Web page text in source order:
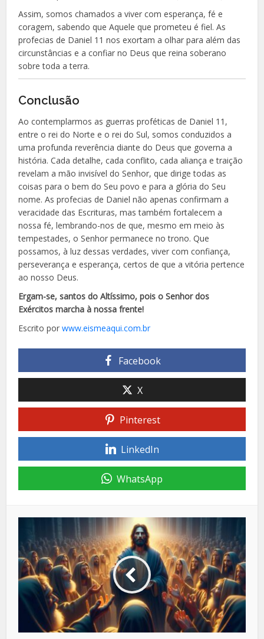
Assim, somos chamados a viver com esperança, fé e
coragem, sabendo que Aquele que prometeu é fiel. As
profecias de Daniel 11 nos exortam a olhar para além das
circunstâncias e a confiar no Deus que reina soberano
sobre toda a terra.
Conclusão
Ao contemplarmos as guerras proféticas de Daniel 11,
entre o rei do Norte e o rei do Sul, somos conduzidos a
uma profunda reverência diante do Deus que governa a
história. Cada detalhe, cada conflito, cada aliança e traição
revelam a mão invisível do Senhor, que dirige todas as
coisas para o bem do Seu povo e para a glória do Seu
nome. As profecias de Daniel não apenas confirmam a
veracidade das Escrituras, mas também fortalecem a
nossa fé, lembrando-nos de que, mesmo em meio às
tempestades, o Senhor permanece no trono. Que
possamos, à luz dessas verdades, viver com confiança,
perseverança e esperança, certos de que a vitória pertence
ao nosso Deus.
Ergam-se, santos do Altíssimo, pois o Senhor dos
Exércitos marcha à nossa frente!
Escrito porwww.eismeaqui.com.br
Facebook
X
Pinterest
LinkedIn
WhatsApp